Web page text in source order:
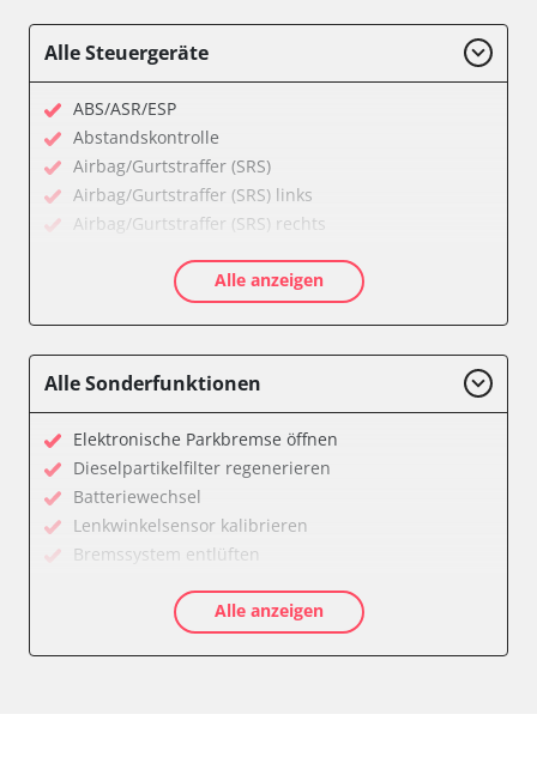
Alle Steuergeräte
ABS/ASR/ESP
Abstandskontrolle
Airbag/Gurtstraffer (SRS)
Airbag/Gurtstraffer (SRS) links
Airbag/Gurtstraffer (SRS) rechts
Allradelektronik
Anhängersteuergerät
Diagnoseschnittstelle (EOBD/OBDII)
Einparkhilfe
Einparkhilfe Lenkhilfe
Einstiegshilfe Beifahrer
Einstiegshilfe Fahrer
Fahrererkennung
Fahrtrichtungskamera
Fernlichtassistent
Alle anzeigen
Alle Sonderfunktionen
Elektronische Parkbremse öffnen
Dieselpartikelfilter regenerieren
Batteriewechsel
Lenkwinkelsensor kalibrieren
Bremssystem entlüften
AGR Ventil anlernen
Luftmassenmesser anlernen
Alle anzeigen